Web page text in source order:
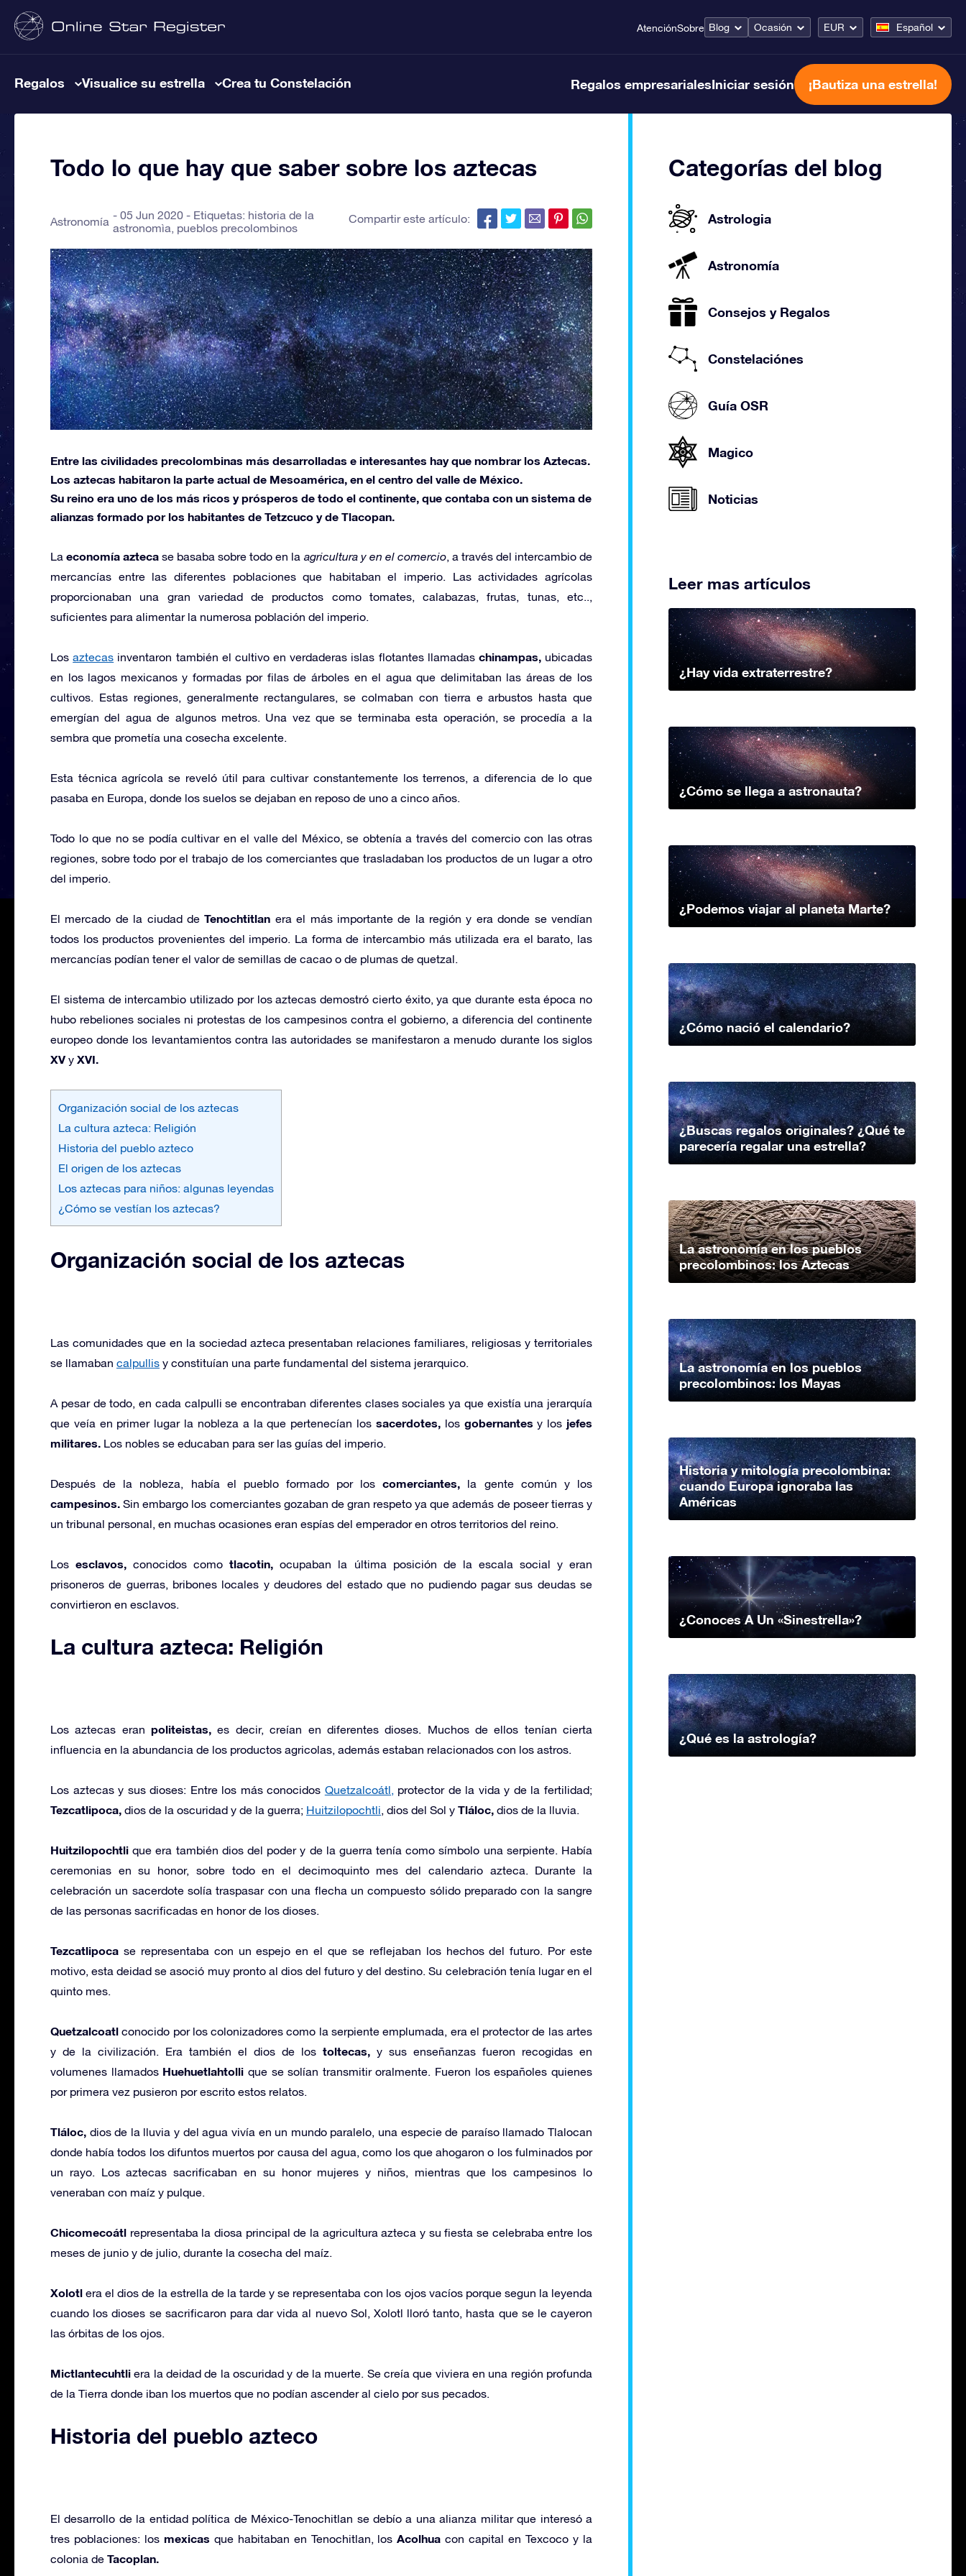
AtenciónSobre Blog Ocasión EUR Español
Regalos Visualice su estrella Crea tu Constelación Regalos empresarialesIniciar sesión ¡Bautiza una estrella!
Todo lo que hay que saber sobre los aztecas
Astronomía 05 Jun 2020 - Etiquetas: historia de la
astronomìa, pueblos precolombinos
Compartir este artículo:
Entre las civilidades precolombinas más desarrolladas e interesantes hay que nombrar los Aztecas.
Los aztecas habitaron la parte actual de Mesoamérica, en el centro del valle de México.
Su reino era uno de los más ricos y prósperos de todo el continente, que contaba con un sistema de
alianzas formado por los habitantes de Tetzcuco y de Tlacopan.
Laeconomía azteca se basaba sobre todo en la agricultura y en el comercio, a través del intercambio de
mercancías entre las diferentes poblaciones que habitaban el imperio. Las actividades agrícolas
proporcionaban una gran variedad de productos como tomates, calabazas, frutas, tunas, etc..,
suficientes para alimentar la numerosa población del imperio.
Losaztecas inventaron también el cultivo en verdaderas islas flotantes llamadas chinampas,ubicadas
en los lagos mexicanos y formadas por filas de árboles en el agua que delimitaban las áreas de los
cultivos. Estas regiones, generalmente rectangulares, se colmaban con tierra e arbustos hasta que
emergían del agua de algunos metros. Una vez que se terminaba esta operación, se procedía a la
sembra que prometía una cosecha excelente.
Esta técnica agrícola se reveló útil para cultivar constantemente los terrenos, a diferencia de lo que
pasaba en Europa, donde los suelos se dejaban en reposo de uno a cinco años.
Todo lo que no se podía cultivar en el valle del México, se obtenía a través del comercio con las otras
regiones, sobre todo por el trabajo de los comerciantes que trasladaban los productos de un lugar a otro
del imperio.
El mercado de la ciudad deTenochtitlan era el más importante de la región y era donde se vendían
todos los productos provenientes del imperio. La forma de intercambio más utilizada era el barato, las
mercancías podían tener el valor de semillas de cacao o de plumas de quetzal.
El sistema de intercambio utilizado por los aztecas demostró cierto éxito, ya que durante esta época no
hubo rebeliones sociales ni protestas de los campesinos contra el gobierno, a diferencia del continente
europeo donde los levantamientos contra las autoridades se manifestaron a menudo durante los siglos
XV y XVI.
Organización social de los aztecas
La cultura azteca: Religión
Historia del pueblo azteco
El origen de los aztecas
Los aztecas para niños: algunas leyendas
¿Cómo se vestían los aztecas?
Organización social de los aztecas
Las comunidades que en la sociedad azteca presentaban relaciones familiares, religiosas y territoriales
se llamaban calpullis y constituían una parte fundamental del sistema jerarquico.
A pesar de todo, en cada calpulli se encontraban diferentes clases sociales ya que existía una jerarquía
que veía en primer lugar la nobleza a la que pertenecían los sacerdotes,los gobernantes y los jefes
militares. Los nobles se educaban para ser las guías del imperio.
Después de la nobleza, había el pueblo formado por loscomerciantes, la gente común y los
campesinos. Sin embargo los comerciantes gozaban de gran respeto ya que además de poseer tierras y
un tribunal personal, en muchas ocasiones eran espías del emperador en otros territorios del reino.
Losesclavos, conocidos como tlacotin, ocupaban la última posición de la escala social y eran
prisoneros de guerras, bribones locales y deudores del estado que no pudiendo pagar sus deudas se
convirtieron en esclavos.
La cultura azteca: Religión
Los aztecas eranpoliteistas, es decir, creían en diferentes dioses. Muchos de ellos tenían cierta
influencia en la abundancia de los productos agricolas, además estaban relacionados con los astros.
Los aztecas y sus dioses: Entre los más conocidos Quetzalcoátl, protector de la vida y de la fertilidad;
Tezcatlipoca, dios de la oscuridad y de la guerra; Huitzilopochtli, dios del Sol y Tláloc, dios de la lluvia.
Huitzilopochtli que era también dios del poder y de la guerra tenía como símbolo una serpiente. Había
ceremonias en su honor, sobre todo en el decimoquinto mes del calendario azteca. Durante la
celebración un sacerdote solía traspasar con una flecha un compuesto sólido preparado con la sangre
de las personas sacrificadas en honor de los dioses.
Tezcatlipoca se representaba con un espejo en el que se reflejaban los hechos del futuro. Por este
motivo, esta deidad se asoció muy pronto al dios del futuro y del destino. Su celebración tenía lugar en el
quinto mes.
Quetzalcoatl conocido por los colonizadores como la serpiente emplumada, era el protector de las artes
y de la civilización. Era también el dios de los toltecas, y sus enseñanzas fueron recogidas en
volumenes llamados Huehuetlahtolli que se solían transmitir oralmente. Fueron los españoles quienes
por primera vez pusieron por escrito estos relatos.
Tláloc, dios de la lluvia y del agua vivía en un mundo paralelo, una especie de paraíso llamado Tlalocan
donde había todos los difuntos muertos por causa del agua, como los que ahogaron o los fulminados por
un rayo. Los aztecas sacrificaban en su honor mujeres y niños, mientras que los campesinos lo
veneraban con maíz y pulque.
Chicomecoátl representaba la diosa principal de la agricultura azteca y su fiesta se celebraba entre los
meses de junio y de julio, durante la cosecha del maíz.
Xolotl era el dios de la estrella de la tarde y se representaba con los ojos vacíos porque segun la leyenda
cuando los dioses se sacrificaron para dar vida al nuevo Sol, Xolotl lloró tanto, hasta que se le cayeron
las órbitas de los ojos.
Mictlantecuhtli era la deidad de la oscuridad y de la muerte. Se creía que viviera en una región profunda
de la Tierra donde iban los muertos que no podían ascender al cielo por sus pecados.
Historia del pueblo azteco
El desarrollo de la entidad política de México-Tenochitlan se debío a una alianza militar que interesó a
tres poblaciones: los mexicas que habitaban en Tenochitlan, losAcolhua con capital en Texcoco y la
colonia de Tacoplan.
Categorías del blog
Astrologia
Astronomía
Consejos y Regalos
Constelaciónes
Guía OSR
Magico
Noticias
Leer mas artículos
¿Hay vida extraterrestre?
¿Cómo se llega a astronauta?
¿Podemos viajar al planeta Marte?
¿Cómo nació el calendario?
¿Buscas regalos originales? ¿Qué te
parecería regalar una estrella?
La astronomía en los pueblos
precolombinos: los Aztecas
La astronomía en los pueblos
precolombinos: los Mayas
Historia y mitología precolombina:
cuando Europa ignoraba las
Américas
¿Conoces A Un «Sinestrella»?
¿Qué es la astrología?